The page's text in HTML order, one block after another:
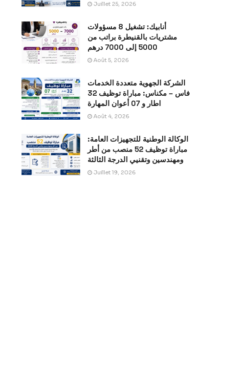
Juillet 25, 2026
أنابيك: تشغيل 8 مسؤولات
مشتريات بالقنيطرة براتب من
5000 إلى 7000 درهم
Août 5, 2026
الشركة الجهوية متعددة الخدمات
فاس – مكناس: مباراة توظيف 32
اطار و 07 أعوان المهارة
Août 4, 2026
الوكالة الوطنية للتجهيزات العامة:
مباراة توظيف 52 منصب من أطر
ومهندسين وتقنيي الدرجة الثالثة
Juillet 19, 2026